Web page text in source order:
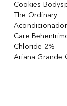
Cookies
The Ordinary
Care
Chloride 2%
Ariana Grande